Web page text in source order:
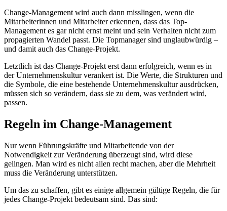
Change-Management wird auch dann misslingen, wenn die
Mitarbeiterinnen und Mitarbeiter erkennen, dass das Top-
Management es gar nicht ernst meint und sein Verhalten nicht zum
propagierten Wandel passt. Die Topmanager sind unglaubwürdig –
und damit auch das Change-Projekt.
Letztlich ist das Change-Projekt erst dann erfolgreich, wenn es in
der Unternehmenskultur verankert ist. Die Werte, die Strukturen und
die Symbole, die eine bestehende Unternehmenskultur ausdrücken,
müssen sich so verändern, dass sie zu dem, was verändert wird,
passen.
Regeln im Change-Management
Nur wenn Führungskräfte und Mitarbeitende von der
Notwendigkeit zur Veränderung überzeugt sind, wird diese
gelingen. Man wird es nicht allen recht machen, aber die Mehrheit
muss die Veränderung unterstützen.
Um das zu schaffen, gibt es einige allgemein gültige Regeln, die für
jedes Change-Projekt bedeutsam sind. Das sind: